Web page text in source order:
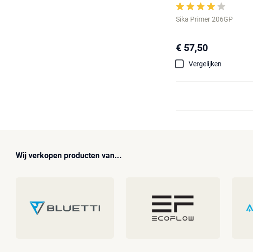
Sika Primer 206GP
€ 57,50
Vergelijken
Wij verkopen producten van...